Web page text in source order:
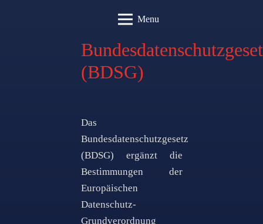
Menu
(BDSG)
Das
Bundesdatenschutzgesetz
(BDSG) ergänzt die
Bestimmungen der
Europäischen
Datenschutz-
Grundverordnung